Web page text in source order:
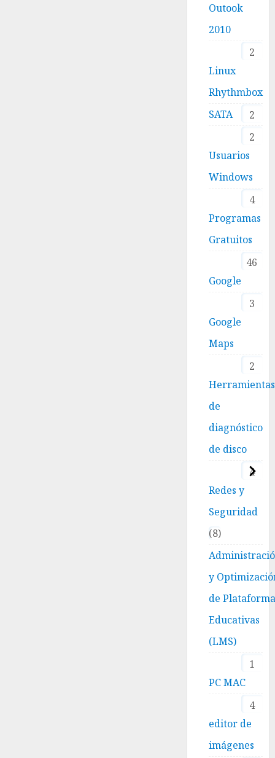
Outook
2010
2
Linux
Rhythmbox
2
SATA
2
Usuarios
Windows
4
Programas
Gratuitos
46
Google
3
Google
Maps
2
Herramientas
de
diagnóstico
de disco
4
Redes y
Seguridad
8
y
de
Educativas
(LMS)
1
PC MAC
4
editor de
imágenes